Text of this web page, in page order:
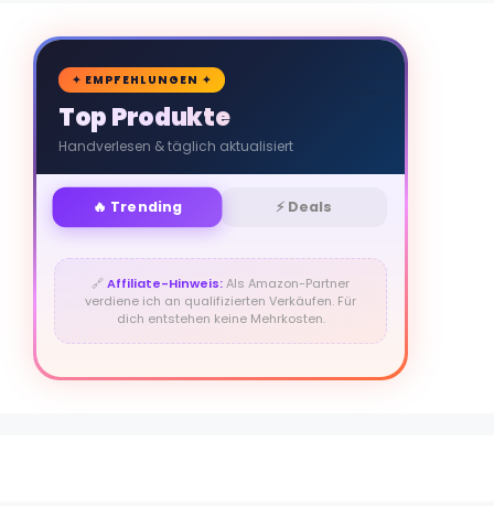
🛒
✦ EMPFEHLUNGEN ✦
Top Produkte
Handverlesen & täglich aktualisiert
🔥 Trending ⚡ Deals
🔗Affiliate-Hinweis:Als Amazon-Partner
verdiene ich an qualifizierten Verkäufen. Für
dich entstehen keine Mehrkosten.